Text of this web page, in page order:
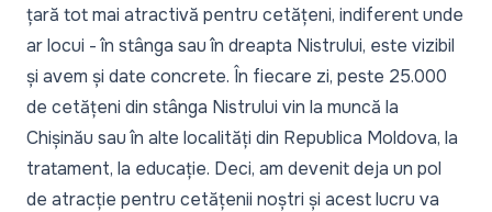
țară tot mai atractivă pentru cetățeni, indiferent unde
ar locui - în stânga sau în dreapta Nistrului, este vizibil
și avem și date concrete. În fiecare zi, peste 25.000
de cetățeni din stânga Nistrului vin la muncă la
Chișinău sau în alte localități din Republica Moldova, la
tratament, la educație. Deci, am devenit deja un pol
de atracție pentru cetățenii noștri și acest lucru va